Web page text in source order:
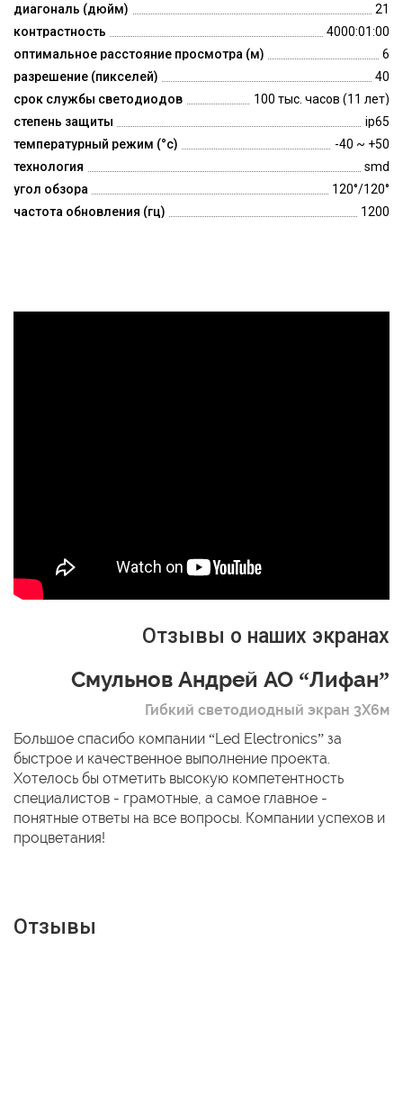
диагональ (дюйм)
21
контрастность
4000:01:00
оптимальное расстояние просмотра (м)
6
разрешение (пикселей)
40
срок службы светодиодов
100 тыс. часов (11 лет)
степень защиты
ip65
температурный режим (°c)
-40 ~ +50
технология
smd
угол обзора
120°/120°
частота обновления (гц)
1200
Отзывы о наших экранах
Смульнов Андрей АО “Лифан”
Гибкий светодиодный экран 3Х6м
Большое спасибо компании “Led Electronics” за
быстрое и качественное выполнение проекта.
Хотелось бы отметить высокую компетентность
специалистов - грамотные, а самое главное -
понятные ответы на все вопросы. Компании успехов и
процветания!
Отзывы